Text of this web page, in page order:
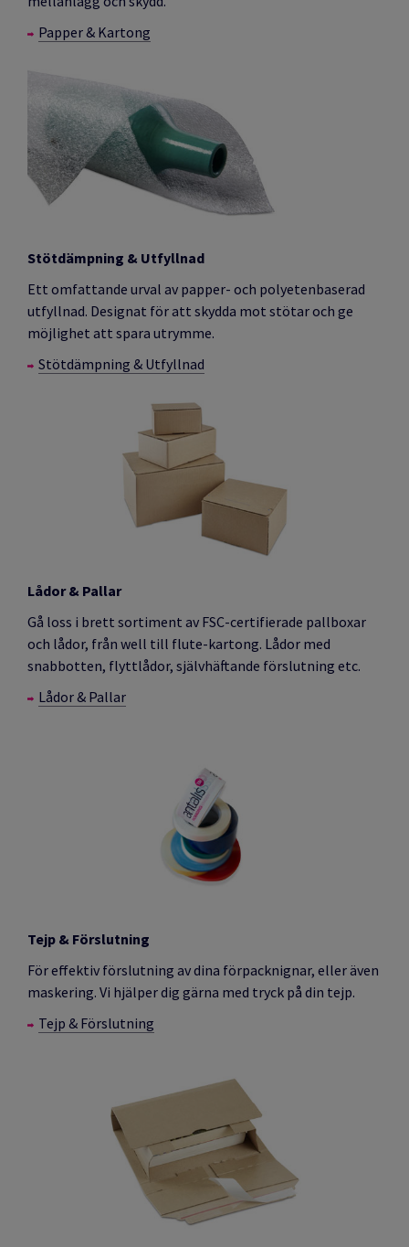
Papper & Kartong
Stötdämpning & Utfyllnad
Ett omfattande urval av papper- och polyetenbaserad
utfyllnad. Designat för att skydda mot stötar och ge
möjlighet att spara utrymme.
Stötdämpning & Utfyllnad
Lådor & Pallar
Gå loss i brett sortiment av FSC-certifierade pallboxar
och lådor, från well till flute-kartong. Lådor med
snabbotten, flyttlådor, självhäftande förslutning etc.
Lådor & Pallar
Tejp & Förslutning
För effektiv förslutning av dina förpacknignar, eller även
maskering. Vi hjälper dig gärna med tryck på din tejp.
Tejp & Förslutning